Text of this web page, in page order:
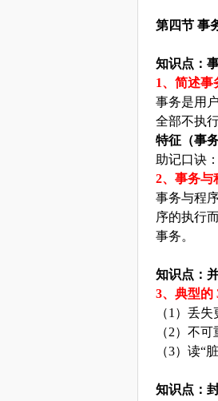
第四节 事
知识点：
1、简述事
事务是用
全部不执
特征（事
助记口诀
2、事务与
事务与程
序的执行
事务。
知识点：
3、典型的
（1）丢失
（2）不可
（3）读“
知识点：